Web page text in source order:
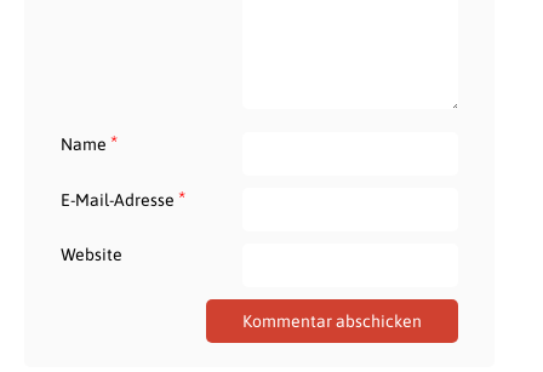
Name *
E-Mail-Adresse *
Website